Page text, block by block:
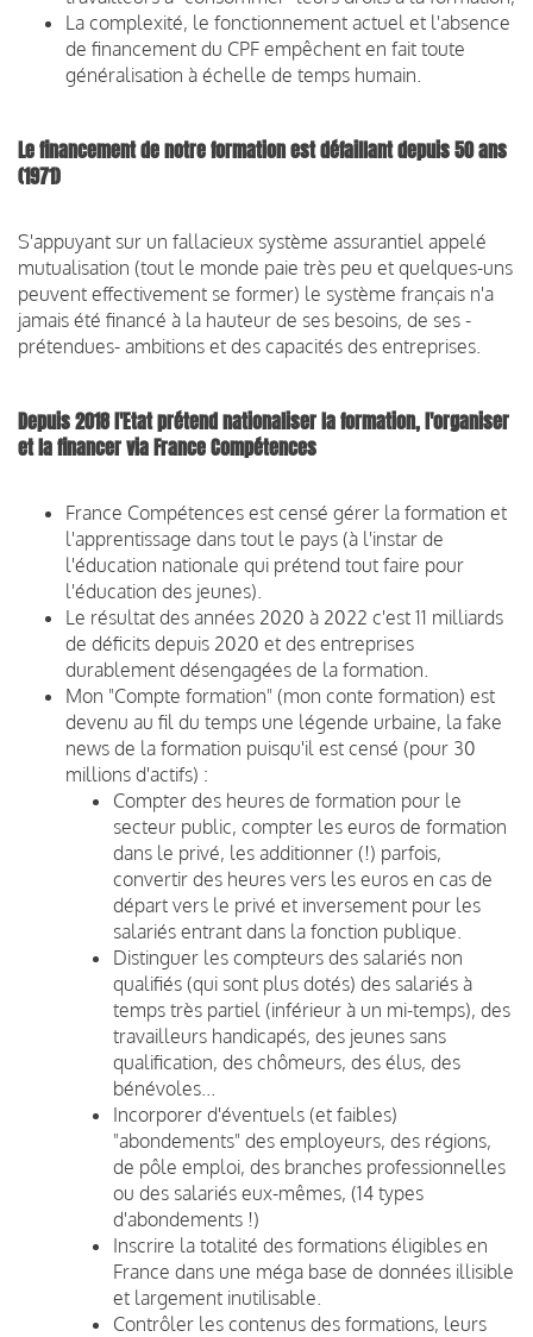
La complexité, le fonctionnement actuel et l'absence
de financement du CPF empêchent en fait toute
généralisation à échelle de temps humain.
Le financement de notre formation est défaillant depuis 50 ans
(1971)
S'appuyant sur un fallacieux système assurantiel appelé
mutualisation (tout le monde paie très peu et quelques-uns
peuvent effectivement se former) le système français n'a
jamais été financé à la hauteur de ses besoins, de ses -
prétendues- ambitions et des capacités des entreprises.
Depuis 2018 l'Etat prétend nationaliser la formation, l'organiser
et la financer via France Compétences
France Compétences est censé gérer la formation et
l'apprentissage dans tout le pays (à l'instar de
l'éducation nationale qui prétend tout faire pour
l'éducation des jeunes).
Le résultat des années 2020 à 2022 c'est 11 milliards
de déficits depuis 2020 et des entreprises
durablement désengagées de la formation.
Mon "Compte formation" (mon conte formation) est
devenu au fil du temps une légende urbaine, la fake
news de la formation puisqu'il est censé (pour 30
millions d'actifs) :
Compter des heures de formation pour le
secteur public, compter les euros de formation
dans le privé, les additionner (!) parfois,
convertir des heures vers les euros en cas de
départ vers le privé et inversement pour les
salariés entrant dans la fonction publique.
Distinguer les compteurs des salariés non
qualifiés (qui sont plus dotés) des salariés à
temps très partiel (inférieur à un mi-temps), des
travailleurs handicapés, des jeunes sans
qualification, des chômeurs, des élus, des
bénévoles...
Incorporer d'éventuels (et faibles)
"abondements" des employeurs, des régions,
de pôle emploi, des branches professionnelles
ou des salariés eux-mêmes, (14 types
d'abondements !)
Inscrire la totalité des formations éligibles en
France dans une méga base de données illisible
et largement inutilisable.
Contrôler les contenus des formations, leurs